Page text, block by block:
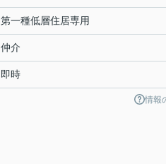
第一種低層住居専用
仲介
即時
情報